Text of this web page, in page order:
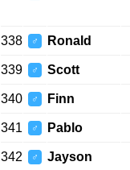
338 ♂ Ronald
339 ♂ Scott
340 ♂ Finn
341 ♂ Pablo
342 ♂ Jayson